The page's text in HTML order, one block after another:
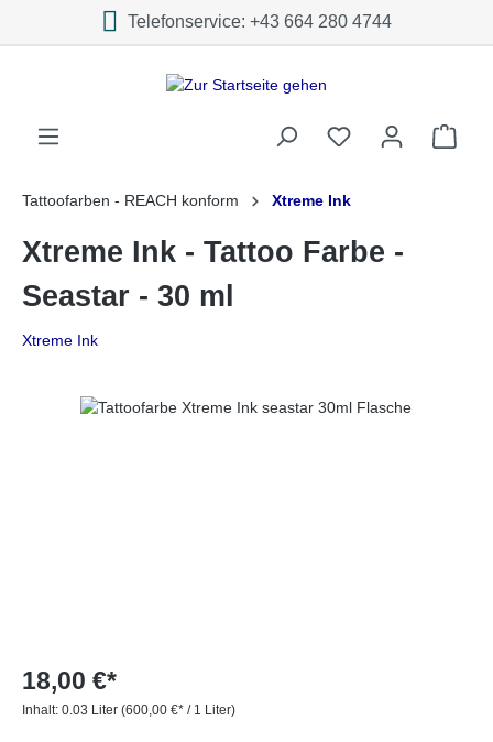
Telefonservice: +43 664 280 4744
Tattoofarben - REACH konform Xtreme Ink
Xtreme Ink - Tattoo Farbe -
Seastar - 30 ml
Xtreme Ink
18,00 €*
Inhalt: 0.03 Liter (600,00 €* / 1 Liter)